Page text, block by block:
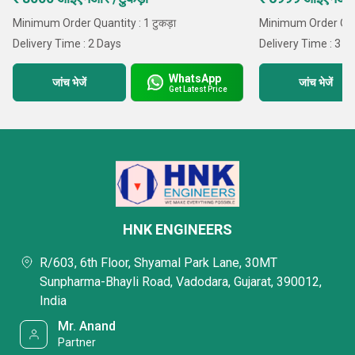
Minimum Order Quantity : 1 टुकड़ा
Delivery Time : 2 Days
जांच भेजें WhatsApp
Get Latest Price
Minimum Order
Delivery Time : 3
जांच भेजें
HNK ENGINEERS
R/603, 6th Floor, Shyamal Park Lane, 30MT
Sunpharma-Bhayli Road, Vadodara, Gujarat, 390012,
India
Mr. Anand
Partner